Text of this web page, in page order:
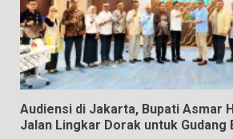
Audiensi di Jakarta, Bupati Asmar
Jalan Lingkar Dorak untuk Gudang